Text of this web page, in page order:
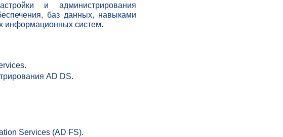
и администрирования
баз данных, навыками
информационных систем.
AD DS.
Services (AD FS).